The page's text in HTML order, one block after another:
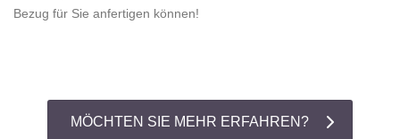
Bezug für Sie anfertigen können!
MÖCHTEN SIE MEHR ERFAHREN?